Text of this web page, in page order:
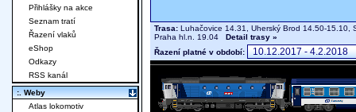
Trasa: Luhačovice 14.31, Uherský Brod 14.50-15.10,
Praha hl.n. 19.04 Detail trasy »
Řazení platné v období:
Přihlášky na akce
Seznam tratí
Řazení vlaků
eShop
Odkazy
RSS kanál
:. Weby
Atlas lokomotiv